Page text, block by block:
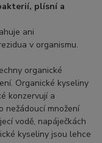
plísní a
ani
v organismu.
organické
Organické kyseliny
konzervují a
nežádoucí množení
vodě, napáječkách
kyseliny jsou lehce